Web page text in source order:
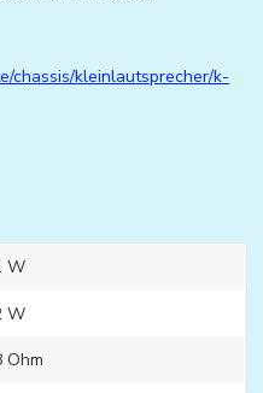
chassis/kleinlautsprecher/k-
W
W
Ohm